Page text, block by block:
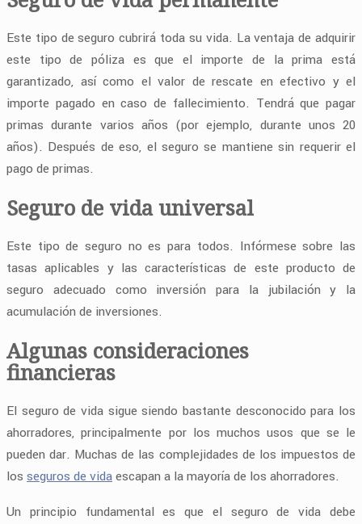
Este tipo de seguro cubrirá toda su vida. La ventaja de adquirir
este tipo de póliza es que el importe de la prima está
garantizado, así como el valor de rescate en efectivo y el
importe pagado en caso de fallecimiento. Tendrá que pagar
primas durante varios años (por ejemplo, durante unos 20
años). Después de eso, el seguro se mantiene sin requerir el
pago de primas.
Seguro de vida universal
Este tipo de seguro no es para todos. Infórmese sobre las
tasas aplicables y las características de este producto de
seguro adecuado como inversión para la jubilación y la
acumulación de inversiones.
Algunas consideraciones
financieras
El seguro de vida sigue siendo bastante desconocido para los
ahorradores, principalmente por los muchos usos que se le
pueden dar. Muchas de las complejidades de los impuestos de
los seguros de vidaescapan a la mayoría de los ahorradores.
Un principio fundamental es que el seguro de vida debe